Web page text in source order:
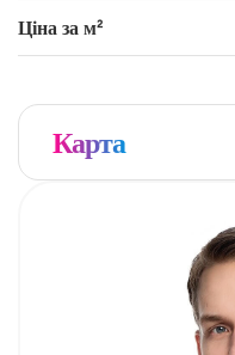
Ціна за м²
Карта